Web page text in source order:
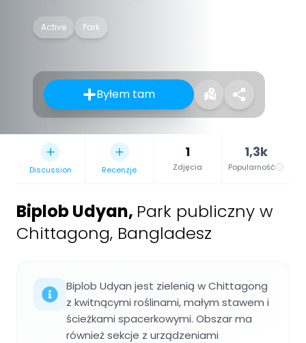
Active Park
Byłem tam
Discussion Recenzje
1
Zdjęcia
1,3k
Popularność
Biplob Udyan, Park publiczny w
Chittagong, Bangladesz
Biplob Udyan jest zielenią w Chittagong
z kwitnącymi roślinami, małym stawem i
ścieżkami spacerkowymi. Obszar ma
również sekcje z urządzeniami